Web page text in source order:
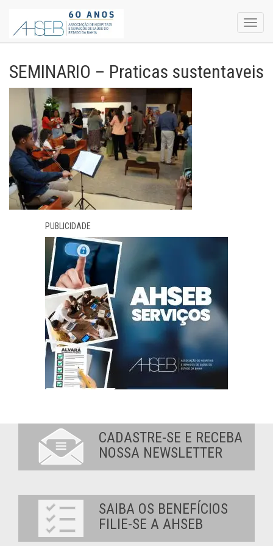
SEMINARIO – Praticas sustentaveis
PUBLICIDADE
CADASTRE-SE E RECEBA
NOSSA NEWSLETTER
SAIBA OS BENEFÍCIOS
FILIE-SE A AHSEB